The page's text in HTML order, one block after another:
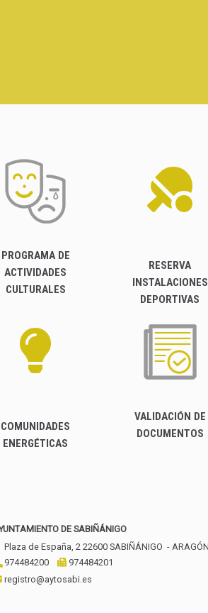
PROGRAMA DE
ACTIVIDADES
CULTURALES
RESERVA
INSTALACIONES
DEPORTIVAS
COMUNIDADES
ENERGÉTICAS
VALIDACIÓN DE
DOCUMENTOS
DE SABIÑÁNIGO
Plaza de España, 2 22600 SABIÑÁNIGO - ARAGÓN
974484200
974484201
registro@aytosabi.es